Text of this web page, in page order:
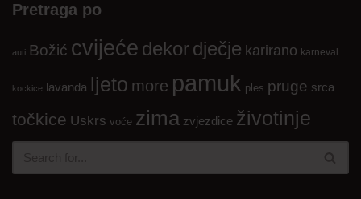
Pretraga po
auti Božić cvijeće dekordječje karirano karneval
kockice lavanda ljeto more pamuk ples pruge srca
točkice Uskrs voće zima zvjezdice životinje